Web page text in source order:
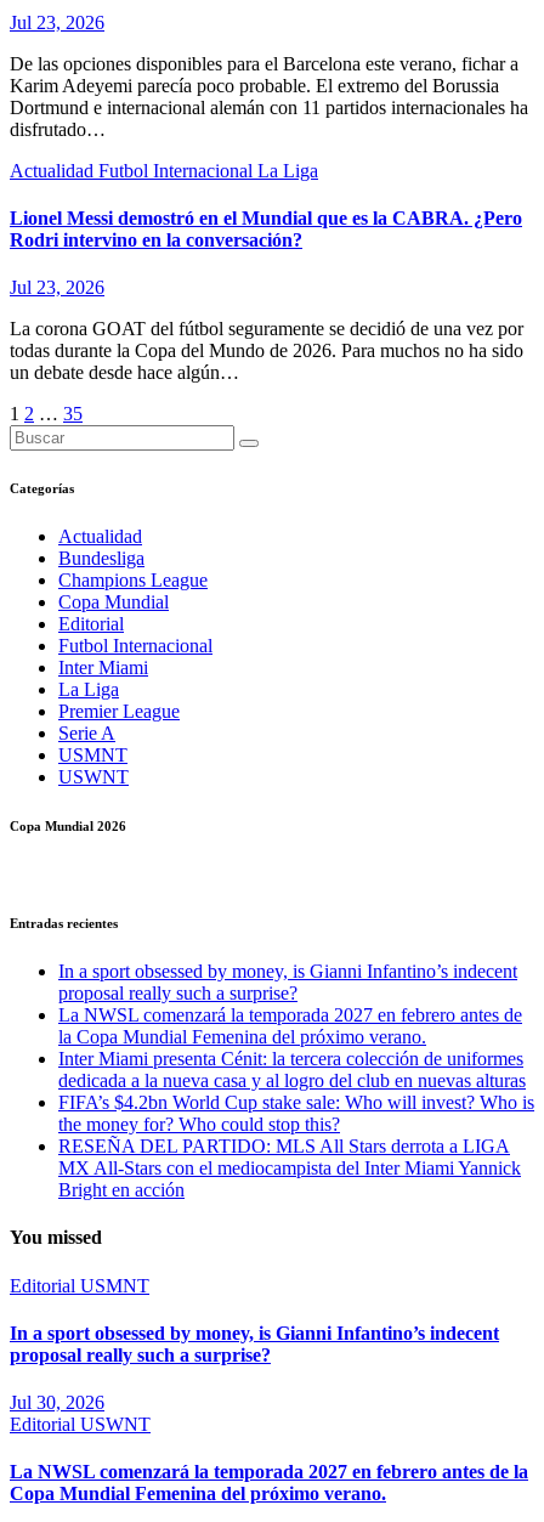
Jul 23, 2026
De las opciones disponibles para el Barcelona este verano, fichar a
Karim Adeyemi parecía poco probable. El extremo del Borussia
Dortmund e internacional alemán con 11 partidos internacionales ha
disfrutado…
Actualidad Futbol Internacional La Liga
Lionel Messi demostró en el Mundial que es la CABRA. ¿Pero
Rodri intervino en la conversación?
Jul 23, 2026
La corona GOAT del fútbol seguramente se decidió de una vez por
todas durante la Copa del Mundo de 2026. Para muchos no ha sido
un debate desde hace algún…
Paginación
de
entradas
1 2 … 35
Categorías
Actualidad
Bundesliga
Champions League
Copa Mundial
Editorial
Futbol Internacional
Inter Miami
La Liga
Premier League
Serie A
USMNT
USWNT
Copa Mundial 2026
Entradas recientes
In a sport obsessed by money, is Gianni Infantino’s indecent
proposal really such a surprise?
La NWSL comenzará la temporada 2027 en febrero antes de
la Copa Mundial Femenina del próximo verano.
Inter Miami presenta Cénit: la tercera colección de uniformes
dedicada a la nueva casa y al logro del club en nuevas alturas
FIFA’s $4.2bn World Cup stake sale: Who will invest? Who is
the money for? Who could stop this?
RESEÑA DEL PARTIDO: MLS All Stars derrota a LIGA
MX All-Stars con el mediocampista del Inter Miami Yannick
Bright en acción
You missed
Editorial USMNT
In a sport obsessed by money, is Gianni Infantino’s indecent
proposal really such a surprise?
Jul 30, 2026
Editorial USWNT
La NWSL comenzará la temporada 2027 en febrero antes de la
Copa Mundial Femenina del próximo verano.